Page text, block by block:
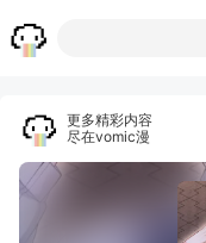
更多精彩内容
尽在vomic漫